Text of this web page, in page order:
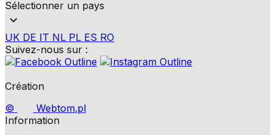
Sélectionner un pays
UK DE IT NL PL ES RO
Suivez-nous sur :
Création
©
Webtom.pl
Information